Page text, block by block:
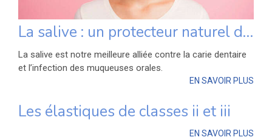
La salive : un protecteur naturel de notre bouche
La salive est notre meilleure alliée contre la carie dentaire
et l’infection des muqueuses orales.
EN SAVOIR PLUS
Les élastiques de classes ii et iii
EN SAVOIR PLUS